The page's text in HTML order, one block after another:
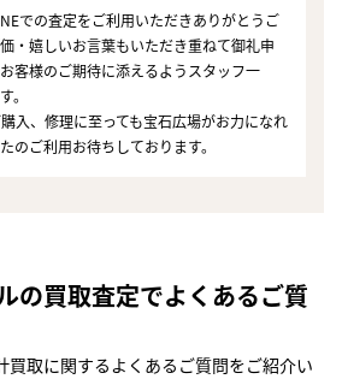
での査定をご利用いただきありがとうご
・嬉しいお言葉もいただき重ねて御礼申
客様のご期待に添えるようスタッフ一
。
入、修理に至っても宝石広場がお力になれ
のご利用お待ちしております。
の買取査定でよくあるご質
買取に関するよくあるご質問をご紹介い